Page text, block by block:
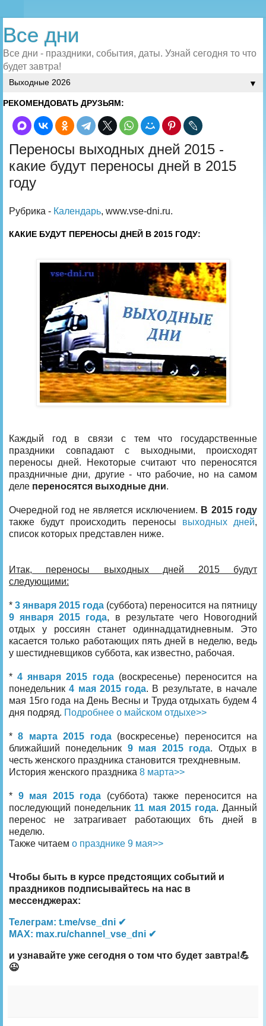
Все дни
Все дни - праздники, события, даты. Узнай сегодня то что
будет завтра!
▼
РЕКОМЕНДОВАТЬ ДРУЗЬЯМ:
Переносы выходных дней 2015 -
какие будут переносы дней в 2015
году
Рубрика - Календарь, www.vse-dni.ru.
КАКИЕ БУДУТ ПЕРЕНОСЫ ДНЕЙ В 2015 ГОДУ:
Каждый год в связи с тем что государственные
праздники совпадают с выходными, происходят
переносы дней. Некоторые считают что переносятся
праздничные дни, другие - что рабочие, но на самом
деле переносятся выходные дни.
Очередной год не является исключением. В 2015 году
также будут происходить переносы выходных дней,
список которых представлен ниже.
Итак, переносы выходных дней 2015 будут
следующими:
* 3 января 2015 года (суббота) переносится на пятницу
9 января 2015 года, в результате чего Новогодний
отдых у россиян станет одиннадцатидневным. Это
касается только работающих пять дней в неделю, ведь
у шестидневщиков суббота, как известно, рабочая.
*4 января 2015 года(воскресенье) переносится на
понедельник4 мая 2015 года. В результате, в начале
мая 15го года на День Весны и Труда отдыхать будем 4
дня подряд. Подробнее о майском отдыхе>>
*8 марта 2015 года(воскресенье) переносится на
ближайший понедельник 9 мая 2015 года. Отдых в
честь женского праздника становится трехдневным.
История женского праздника 8 марта>>
* 9 мая 2015 года (суббота) также переносится на
последующий понедельник 11 мая 2015 года. Данный
перенос не затрагивает работающих 6ть дней в
неделю.
Также читаем о празднике 9 мая>>
Чтобы быть в курсе предстоящих событий и
праздников подписывайтесь на нас в
мессенджерах:
Телеграм: t.me/vse_dni ✔
MAX: max.ru/channel_vse_dni ✔
и узнавайте уже сегодня о том что будет завтра!💪
😉